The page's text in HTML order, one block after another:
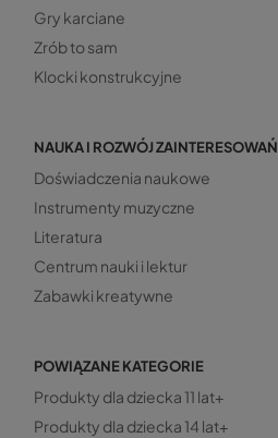
Gry karciane
Zrób to sam
Klocki konstrukcyjne
NAUKA I ROZWÓJ ZAINTERESOWAŃ
Doświadczenia naukowe
Instrumenty muzyczne
Literatura
Centrum nauki i lektur
Zabawki kreatywne
POWIĄZANE KATEGORIE
Produkty dla dziecka 11 lat+
Produkty dla dziecka 14 lat+